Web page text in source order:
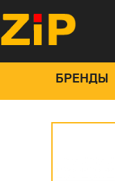
БРЕНДЫ